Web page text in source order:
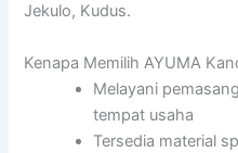
Jekulo, Kudus.
Kenapa Memilih AYUMA
Melayani
tempat usaha
Tersedia material